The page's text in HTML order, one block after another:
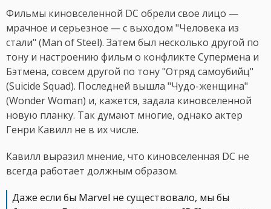
Фильмы киновселенной DC обрели свое лицо —
мрачное и серьезное — с выходом "Человека из
стали" (Man of Steel). Затем был несколько другой по
тону и настроению фильм о конфликте Супермена и
Бэтмена, совсем другой по тону "Отряд самоубийц"
(Suicide Squad). Последней вышла "Чудо-женщина"
(Wonder Woman) и, кажется, задала киновселенной
новую планку. Так думают многие, однако актер
Генри Кавилл не в их числе.
Кавилл выразил мнение, что киновселенная DC не
всегда работает должным образом.
Даже если бы Marvel не существовало, мы бы